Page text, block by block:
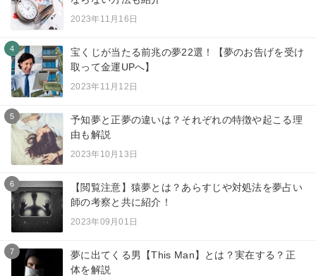
2023年11月16日
4
宝くじが当たる前兆の夢22選！【夢のお告げを受け
取って金運UPへ】
2023年11月12日
5
予知夢と正夢の違いは？それぞれの特徴や起こる理
由も解説
2023年10月13日
6
【閲覧注意】猿夢とは？あらすじや対処法を夢占い
師の考察と共に紹介！
2023年09月01日
7
夢に出てくる男【This Man】とは？実在する？正
体を解説